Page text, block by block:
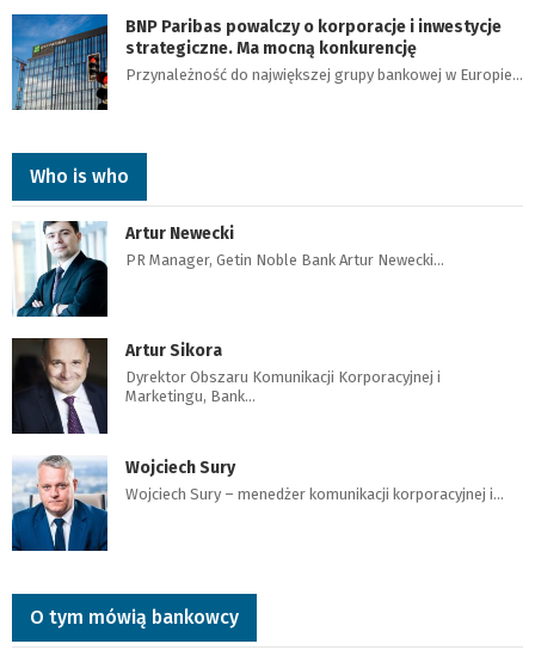
BNP Paribas powalczy o korporacje i inwestycje
strategiczne. Ma mocną konkurencję
Przynależność do największej grupy bankowej w Europie…
Who is who
Artur Newecki
PR Manager, Getin Noble Bank Artur Newecki…
Artur Sikora
Dyrektor Obszaru Komunikacji Korporacyjnej i
Marketingu, Bank…
Wojciech Sury
Wojciech Sury – menedżer komunikacji korporacyjnej i…
O tym mówią bankowcy